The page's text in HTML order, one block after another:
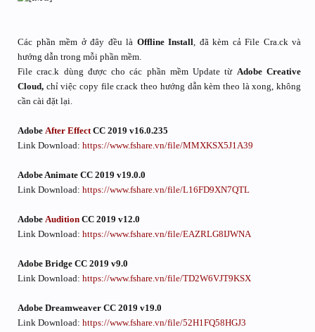
Các phần mềm ở đây đều là Offline Install, đã kèm cả File Cra.ck và
hướng dẫn trong mỗi phần mềm.
File crac.k dùng được cho các phần mềm Update từ Adobe Creative
Cloud, chỉ việc copy file cr.ack theo hướng dẫn kèm theo là xong, không
cần cài đặt lại.
Adobe After EffectCC 2019 v16.0.235
Link Download: https://www.fshare.vn/file/MMXKSX5J1A39
Adobe Animate CC 2019 v19.0.0
Link Download: https://www.fshare.vn/file/L16FD9XN7QTL
Adobe Audition CC 2019 v12.0
Link Download: https://www.fshare.vn/file/EAZRLG8IJWNA
Adobe Bridge CC 2019 v9.0
Link Download: https://www.fshare.vn/file/TD2W6VJT9KSX
Adobe Dreamweaver CC 2019 v19.0
Link Download: https://www.fshare.vn/file/52H1FQ58HGJ3